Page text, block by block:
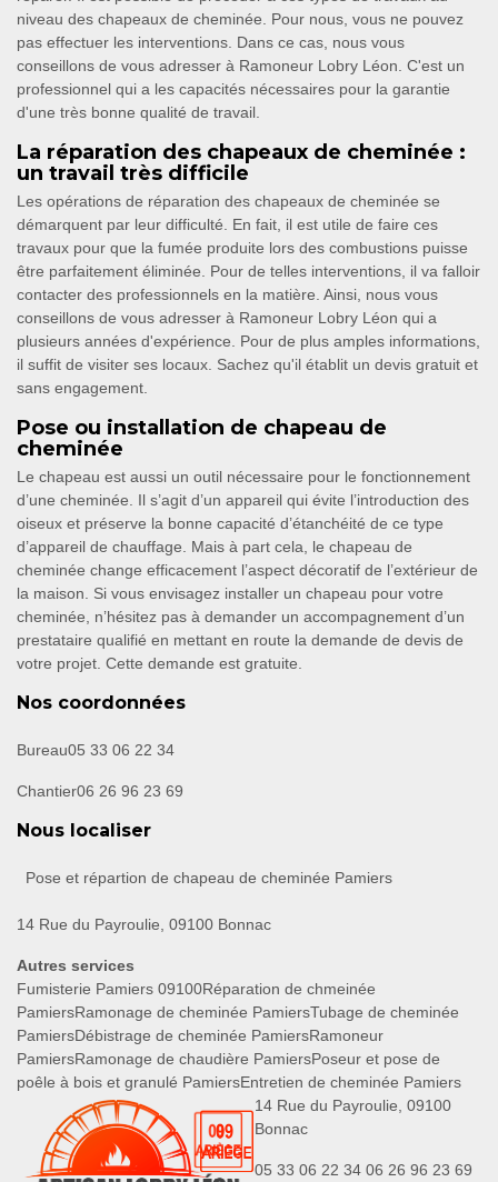
niveau des chapeaux de cheminée. Pour nous, vous ne pouvez
pas effectuer les interventions. Dans ce cas, nous vous
conseillons de vous adresser à Ramoneur Lobry Léon. C'est un
professionnel qui a les capacités nécessaires pour la garantie
d'une très bonne qualité de travail.
La réparation des chapeaux de cheminée :
un travail très difficile
Les opérations de réparation des chapeaux de cheminée se
démarquent par leur difficulté. En fait, il est utile de faire ces
travaux pour que la fumée produite lors des combustions puisse
être parfaitement éliminée. Pour de telles interventions, il va falloir
contacter des professionnels en la matière. Ainsi, nous vous
conseillons de vous adresser à Ramoneur Lobry Léon qui a
plusieurs années d'expérience. Pour de plus amples informations,
il suffit de visiter ses locaux. Sachez qu'il établit un devis gratuit et
sans engagement.
Pose ou installation de chapeau de
cheminée
Le chapeau est aussi un outil nécessaire pour le fonctionnement
d’une cheminée. Il s’agit d’un appareil qui évite l’introduction des
oiseux et préserve la bonne capacité d’étanchéité de ce type
d’appareil de chauffage. Mais à part cela, le chapeau de
cheminée change efficacement l’aspect décoratif de l’extérieur de
la maison. Si vous envisagez installer un chapeau pour votre
cheminée, n’hésitez pas à demander un accompagnement d’un
prestataire qualifié en mettant en route la demande de devis de
votre projet. Cette demande est gratuite.
Nos coordonnées
Bureau05 33 06 22 34
Chantier06 26 96 23 69
Nous localiser
Pose et répartion de chapeau de cheminée Pamiers
14 Rue du Payroulie, 09100 Bonnac
Autres services
Fumisterie Pamiers 09100Réparation de chmeinée
PamiersRamonage de cheminée PamiersTubage de cheminée
PamiersDébistrage de cheminée PamiersRamoneur
PamiersRamonage de chaudière PamiersPoseur et pose de
poêle à bois et granulé PamiersEntretien de cheminée Pamiers
14 Rue du Payroulie, 09100
Bonnac
05 33 06 22 34 06 26 96 23 69